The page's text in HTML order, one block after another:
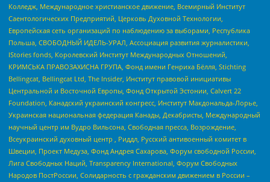
Колледж, Международное христианское движение, Всемирный Институт
Саентологических Предприятий, Церковь Духовной Технологии,
Европейская сеть организаций по наблюдению за выборами, Республика
Польша, СВОБОДНЫЙ ИДЕЛЬ-УРАЛ, Ассоциация развития журналистики,
IStories fonds, Королевский Институт Международных Отношений,
КРИМСЬКА ПРАВОЗАХИСНА ГРУПА, Фонд имени Генриха Бёлля, Stichting
Bellingcat, Bellingcat Ltd, The Insider, Институт правовой инициативы
Центральной и Восточной Европы, Фонд Открытой Эстонии, Calvert 22
Foundation, Канадский украинский конгресс, Институт Макдональда-Лорье,
Украинская национальная федерация Канады, Декабристы, Международный
научный центр им Вудро Вильсона, Свободная пресса, Возрождение,
Всеукраинский духовный центр , Риддл, Русский антивоенный комитет в
Швеции, Проект Медуза, Фонд Андрея Сахарова, Форум свободной России,
Лига Свободных Наций, Transparеncy International, Форум Свободных
Народов ПостРоссии, Солидарность с гражданским движением в России –